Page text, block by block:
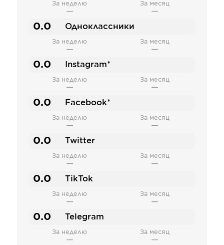
За неделю
—
За месяц
—
0.0 Одноклассники
За неделю
—
За месяц
—
0.0 Instagram*
За неделю
—
За месяц
—
0.0 Facebook*
За неделю
—
За месяц
—
0.0 Twitter
За неделю
—
За месяц
—
0.0 TikTok
За неделю
—
За месяц
—
0.0 Telegram
За неделю
—
За месяц
—